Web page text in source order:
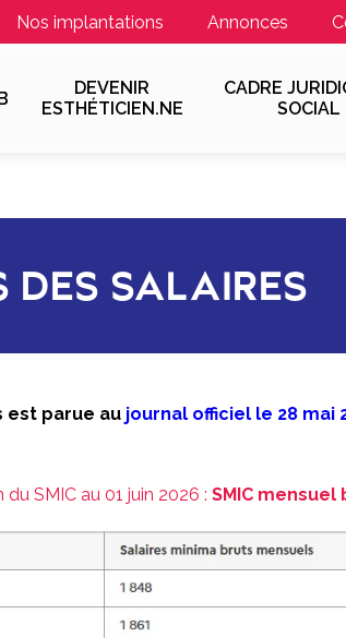
Nos implantations Annonces
DEVENIR
ESTHÉTICIEN.NE
CADRE
SOCIAL
DES SALAIRES
est parue au journal officiel le 28 mai
SMIC au 01 juin 2026 : SMIC